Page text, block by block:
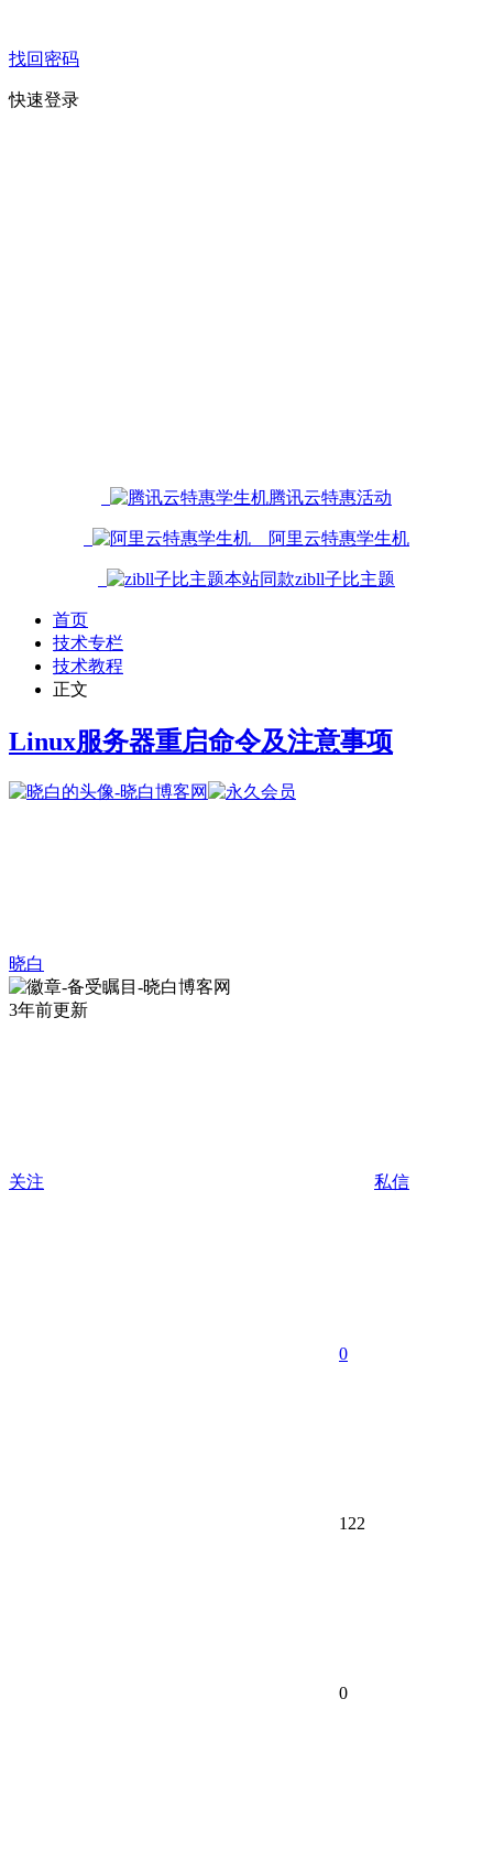
找回密码
快速登录
腾讯云特惠活动
阿里云特惠学生机
本站同款zibll子比主题
首页
技术专栏
技术教程
正文
Linux服务器重启命令及注意事项
晓白
3年前更新
关注 私信
0
122
0